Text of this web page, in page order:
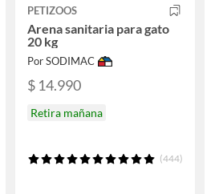
PETIZOOS
Arena sanitaria para gato
20 kg
Por SODIMAC
$ 14.990
Retira mañana
(444)